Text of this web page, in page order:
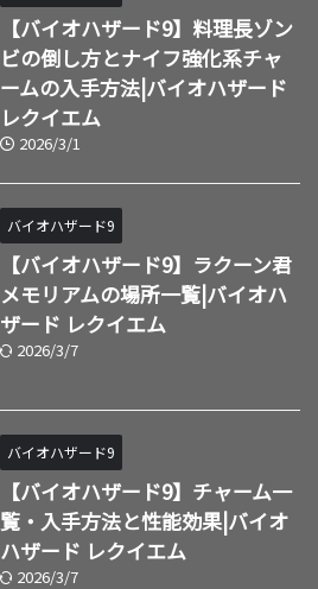
【バイオハザード9】料理長ゾン
ビの倒し方とナイフ強化系チャ
ームの入手方法|バイオハザード
レクイエム
2026/3/1
バイオハザード9
【バイオハザード9】ラクーン君
メモリアムの場所一覧|バイオハ
ザード レクイエム
2026/3/7
バイオハザード9
【バイオハザード9】チャーム一
覧・入手方法と性能効果|バイオ
ハザード レクイエム
2026/3/7